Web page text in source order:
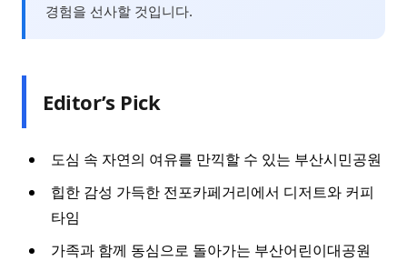
경험을 선사할 것입니다.
Editor’s Pick
도심 속 자연의 여유를 만끽할 수 있는 부산시민공원
힙한 감성 가득한 전포카페거리에서 디저트와 커피
타임
가족과 함께 동심으로 돌아가는 부산어린이대공원